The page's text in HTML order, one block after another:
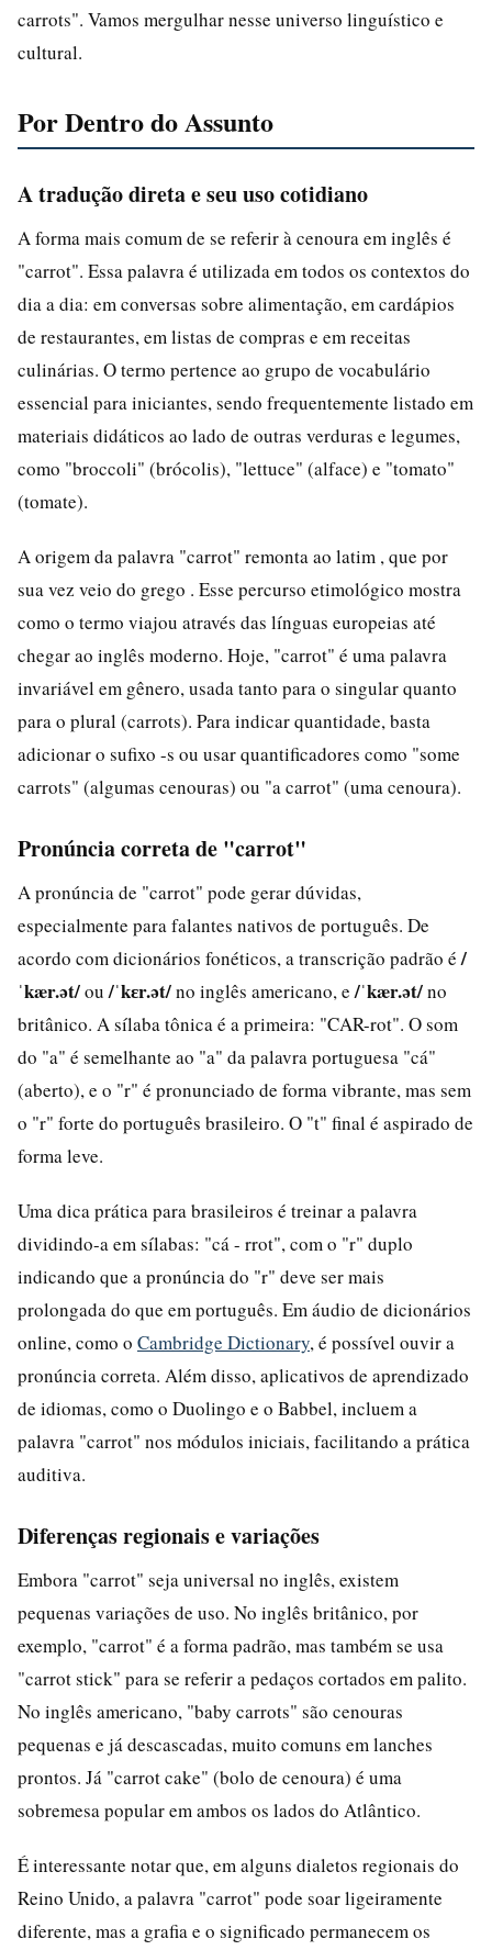
carrots". Vamos mergulhar nesse universo linguístico e
cultural.
Por Dentro do Assunto
A tradução direta e seu uso cotidiano
A forma mais comum de se referir à cenoura em inglês é
"carrot". Essa palavra é utilizada em todos os contextos do
dia a dia: em conversas sobre alimentação, em cardápios
de restaurantes, em listas de compras e em receitas
culinárias. O termo pertence ao grupo de vocabulário
essencial para iniciantes, sendo frequentemente listado em
materiais didáticos ao lado de outras verduras e legumes,
como "broccoli" (brócolis), "lettuce" (alface) e "tomato"
(tomate).
A origem da palavra "carrot" remonta ao latim , que por
sua vez veio do grego . Esse percurso etimológico mostra
como o termo viajou através das línguas europeias até
chegar ao inglês moderno. Hoje, "carrot" é uma palavra
invariável em gênero, usada tanto para o singular quanto
para o plural (carrots). Para indicar quantidade, basta
adicionar o sufixo -s ou usar quantificadores como "some
carrots" (algumas cenouras) ou "a carrot" (uma cenoura).
Pronúncia correta de "carrot"
A pronúncia de "carrot" pode gerar dúvidas,
especialmente para falantes nativos de português. De
acordo com dicionários fonéticos, a transcrição padrão é /
ˈkær.ət/ou /ˈkɛr.ət/no inglês americano, e /ˈkær.ət/no
britânico. A sílaba tônica é a primeira: "CAR-rot". O som
do "a" é semelhante ao "a" da palavra portuguesa "cá"
(aberto), e o "r" é pronunciado de forma vibrante, mas sem
o "r" forte do português brasileiro. O "t" final é aspirado de
forma leve.
Uma dica prática para brasileiros é treinar a palavra
dividindo-a em sílabas: "cá - rrot", com o "r" duplo
indicando que a pronúncia do "r" deve ser mais
prolongada do que em português. Em áudio de dicionários
online, como o Cambridge Dictionary, é possível ouvir a
pronúncia correta. Além disso, aplicativos de aprendizado
de idiomas, como o Duolingo e o Babbel, incluem a
palavra "carrot" nos módulos iniciais, facilitando a prática
auditiva.
Diferenças regionais e variações
Embora "carrot" seja universal no inglês, existem
pequenas variações de uso. No inglês britânico, por
exemplo, "carrot" é a forma padrão, mas também se usa
"carrot stick" para se referir a pedaços cortados em palito.
No inglês americano, "baby carrots" são cenouras
pequenas e já descascadas, muito comuns em lanches
prontos. Já "carrot cake" (bolo de cenoura) é uma
sobremesa popular em ambos os lados do Atlântico.
É interessante notar que, em alguns dialetos regionais do
Reino Unido, a palavra "carrot" pode soar ligeiramente
diferente, mas a grafia e o significado permanecem os